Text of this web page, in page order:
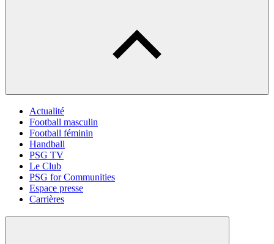
Actualité
Football masculin
Football féminin
Handball
PSG TV
Le Club
PSG for Communities
Espace presse
Carrières